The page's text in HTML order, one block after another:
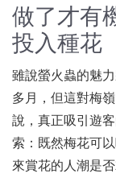
做了才有
投入種花
雖說螢火蟲的魅
多月，但這對梅
說，真正吸引遊
索：既然梅花可
來賞花的人潮是